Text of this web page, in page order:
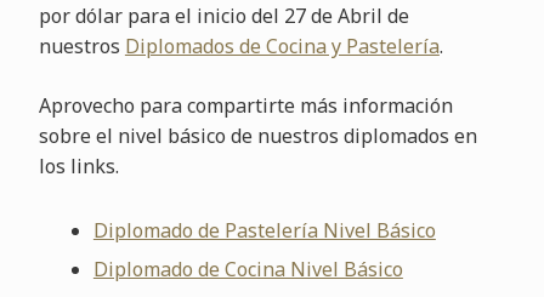
por dólar para el inicio del 27 de Abril de
nuestros Diplomados de Cocina y Pastelería.
Aprovecho para compartirte más información
sobre el nivel básico de nuestros diplomados en
los links.
Diplomado de Pastelería Nivel Básico
Diplomado de Cocina Nivel Básico